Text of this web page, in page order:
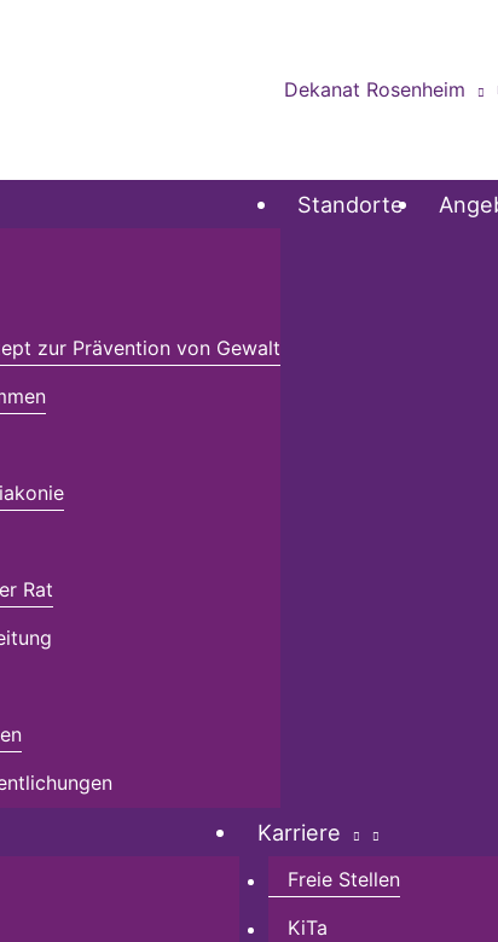
Dekanat Rosenheim
zur Prävention von Gewalt
Rat
Standorte
Karriere
Freie Stellen
KiTa